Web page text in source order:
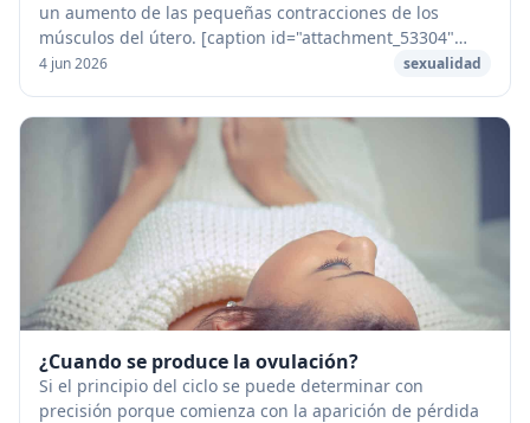
un aumento de las pequeñas contracciones de los
músculos del útero. [caption id="attachment_53304"
align="aligncenter" width="1280"] Por que duele...
4 jun 2026 sexualidad
¿Cuando se produce la ovulación?
Si el principio del ciclo se puede determinar con
precisión porque comienza con la aparición de pérdida